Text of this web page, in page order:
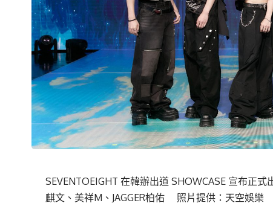
SEVENTOEIGHT 在韓辦出道 SHOWCASE 宣布正
麒文、美祥M、JAGGER柏佑 照片提供：天空娛樂